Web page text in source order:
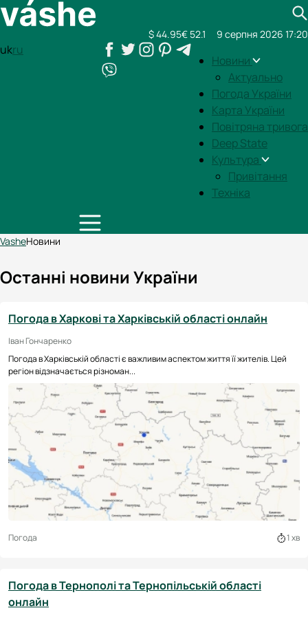
ukru
Новини
Актуально
Погода України
Карта України
Повітряна тривога
Deep State
Культура
Привітання
Техніка
$ 44.95€ 52.1 9 серпня 2026 17:20
VasheНовини
Останні новини України
Погода в Харкові та Харківській області онлайн
Іван Гончаренко
Погода в Харківській області є важливим аспектом життя її жителів. Цей
регіон відзначається різноман...
Погода 1 хв
Погода в Тернополі та Тернопільській області
онлайн